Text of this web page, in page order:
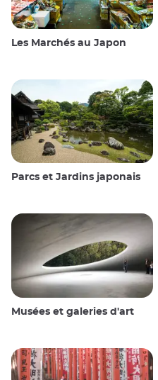
Les Marchés au Japon
Parcs et Jardins japonais
Musées et galeries d'art